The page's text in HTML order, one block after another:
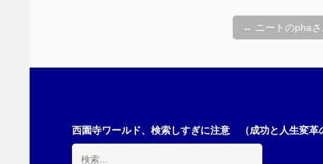
稿
← ニートのpha
西園寺ワールド、検索しすぎに注意 （成功と人生変革